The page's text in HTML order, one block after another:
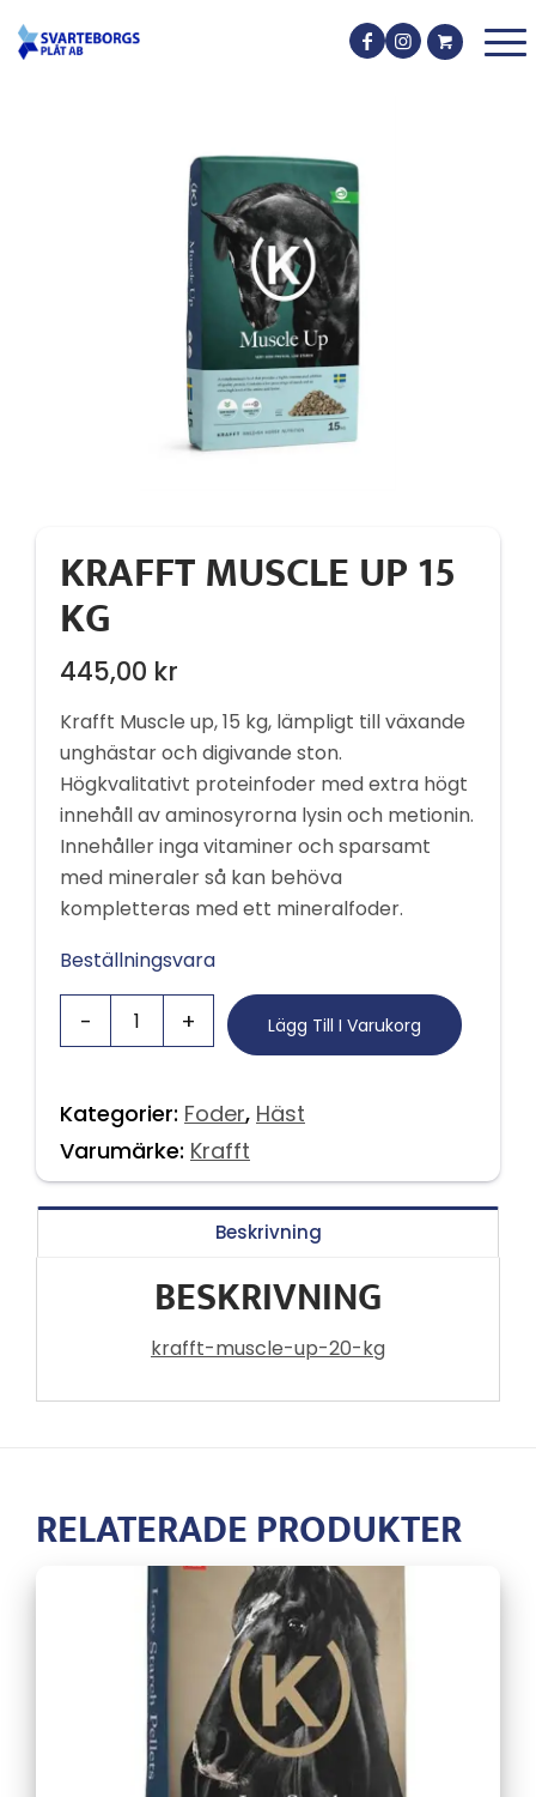
KRAFFT MUSCLE UP 15
KG
445,00 kr
Krafft Muscle up, 15 kg, lämpligt till växande
unghästar och digivande ston.
Högkvalitativt proteinfoder med extra högt
innehåll av aminosyrorna lysin och metionin.
Innehåller inga vitaminer och sparsamt
med mineraler så kan behöva
kompletteras med ett mineralfoder.
Beställningsvara
Lägg Till I Varukorg
Kategorier: Foder, Häst
Varumärke: Krafft
Beskrivning
BESKRIVNING
krafft-muscle-up-20-kg
RELATERADE PRODUKTER